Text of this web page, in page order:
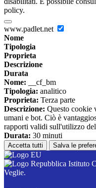
policy.
www.padlet.net
Nome
Tipologia
Proprieta
Descrizione
Durata
Nome: __cf_bm
Tipologia: analitico
Proprieta: Terza parte
Descrizione: Questo cookie
umani e bot. Ciò è
rapporti validi sull'utilizzo
Durata: 30 minuti
Accetta tutti Salva le
Istituto
Veglie.